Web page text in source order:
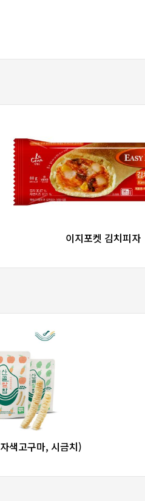
favorite_bordershare
이지포켓 김치피자
share
색고구마, 시금치)